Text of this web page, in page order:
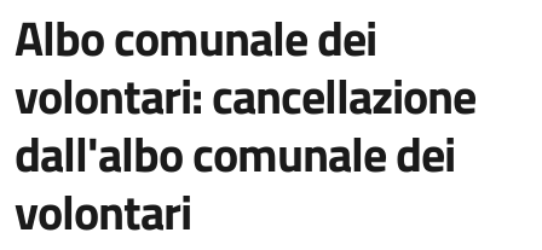
Albo comunale dei
volontari: cancellazione
dall'albo comunale dei
volontari